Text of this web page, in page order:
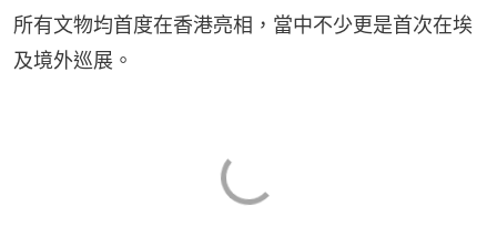
所有文物均首度在香港亮相，當中不少更是首次在埃
及境外巡展。